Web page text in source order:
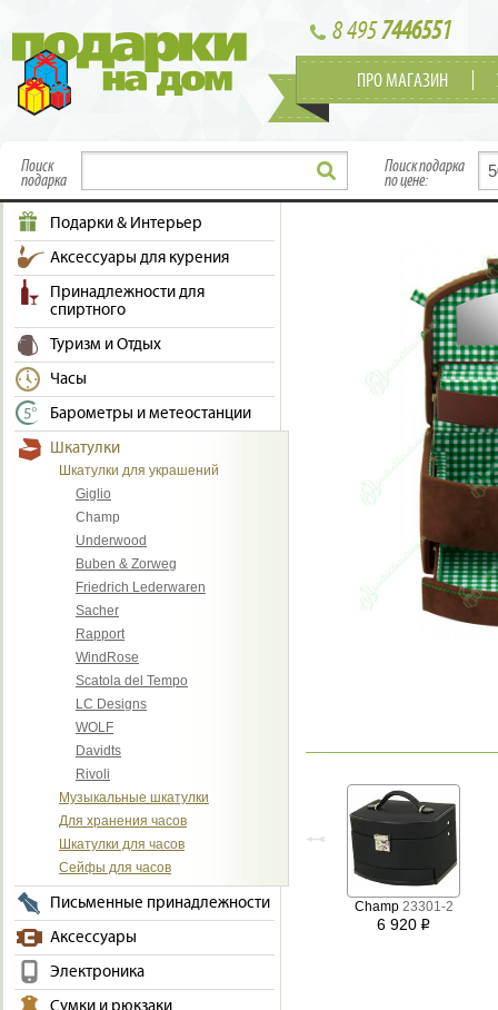
8 4957446551
ПРО МАГАЗИН
Поиск
подарка
Поиск подарка
по цене:
Подарки & Интерьер
Аксессуары для курения
Принадлежности для
спиртного
Туризм и Отдых
Часы
Барометры и метеостанции
Шкатулки
Шкатулки для украшений
Giglio
Champ
Underwood
Buben & Zorweg
Friedrich Lederwaren
Sacher
Rapport
WindRose
Scatola del Tempo
LC Designs
WOLF
Davidts
Rivoli
Музыкальные шкатулки
Для хранения часов
Шкатулки для часов
Сейфы для часов
Письменные принадлежности
Аксессуары
Электроника
Champ 23301-2
6 920 i